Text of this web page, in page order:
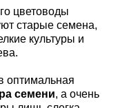
цветоводы
старые семена,
культуры и
оптимальная
семени, а очень